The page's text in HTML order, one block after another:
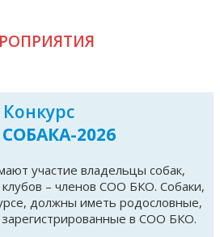
Конкурс
2026
участие владельцы собак,
– членов СОО БКО. Собаки,
должны иметь родословные,
в СОО БКО.